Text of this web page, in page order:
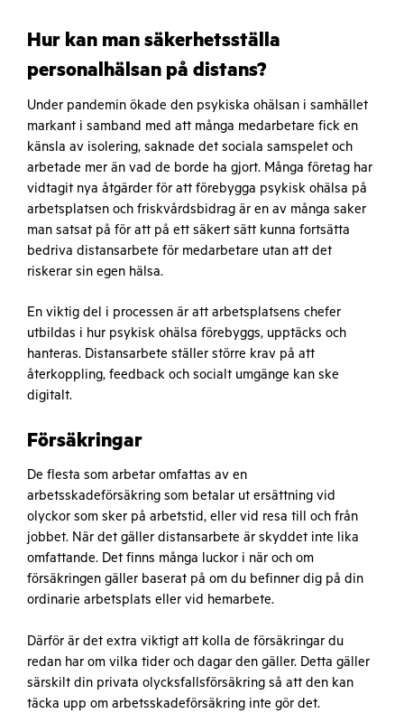
Hur kan man säkerhetsställa
personalhälsan på distans?
Under pandemin ökade den psykiska ohälsan i samhället
markant i samband med att många medarbetare fick en
känsla av isolering, saknade det sociala samspelet och
arbetade mer än vad de borde ha gjort. Många företag har
vidtagit nya åtgärder för att förebygga psykisk ohälsa på
arbetsplatsen och friskvårdsbidrag är en av många saker
man satsat på för att på ett säkert sätt kunna fortsätta
bedriva distansarbete för medarbetare utan att det
riskerar sin egen hälsa.
En viktig del i processen är att arbetsplatsens chefer
utbildas i hur psykisk ohälsa förebyggs, upptäcks och
hanteras. Distansarbete ställer större krav på att
återkoppling, feedback och socialt umgänge kan ske
digitalt.
Försäkringar
De flesta som arbetar omfattas av en
arbetsskadeförsäkring som betalar ut ersättning vid
olyckor som sker på arbetstid, eller vid resa till och från
jobbet. När det gäller distansarbete är skyddet inte lika
omfattande. Det finns många luckor i när och om
försäkringen gäller baserat på om du befinner dig på din
ordinarie arbetsplats eller vid hemarbete.
Därför är det extra viktigt att kolla de försäkringar du
redan har om vilka tider och dagar den gäller. Detta gäller
särskilt din privata olycksfallsförsäkring så att den kan
täcka upp om arbetsskadeförsäkring inte gör det.